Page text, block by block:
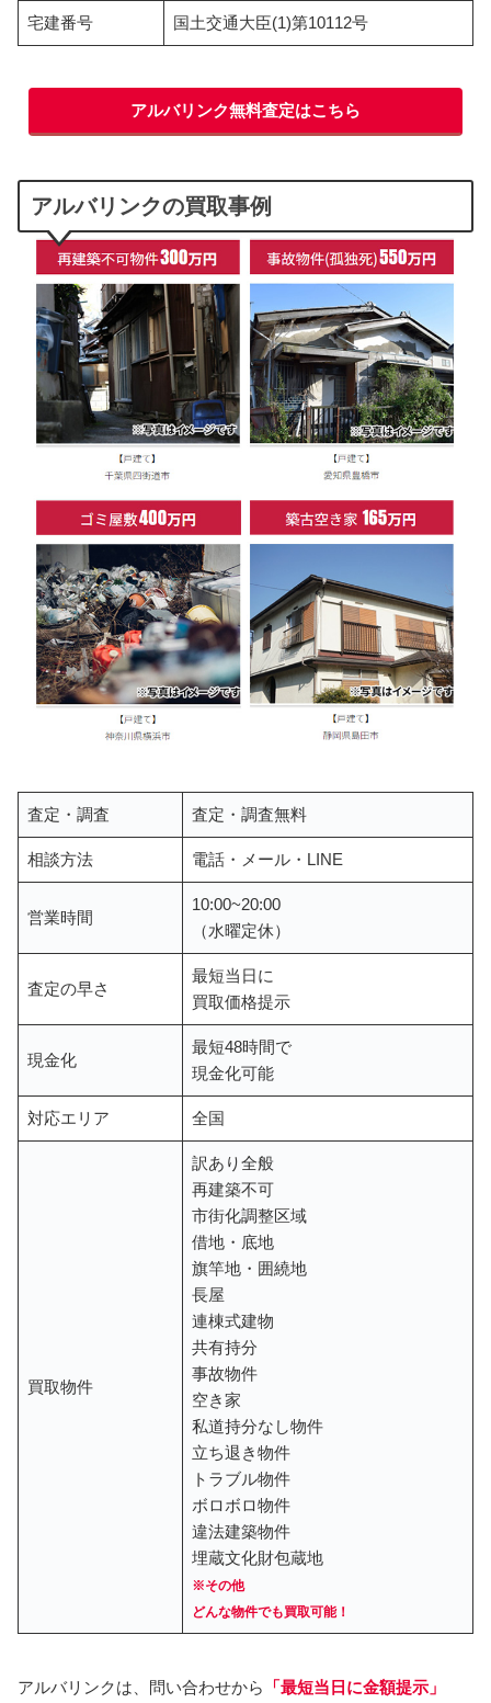
宅建番号 国土交通大臣(1)第10112号
アルバリンク無料査定はこちら
アルバリンクの買取事例
査定・調査 査定・調査無料
相談方法 電話・メール・LINE
営業時間
10:00~20:00
（水曜定休）
査定の早さ
最短当日に
買取価格提示
現金化
最短48時間で
現金化可能
対応エリア 全国
買取物件
訳あり全般
再建築不可
市街化調整区域
借地・底地
旗竿地・囲繞地
長屋
連棟式建物
共有持分
事故物件
空き家
私道持分なし物件
立ち退き物件
トラブル物件
ボロボロ物件
違法建築物件
埋蔵文化財包蔵地
※その他
どんな物件でも買取可能！
アルバリンクは、問い合わせから 「最短当日に金額提示 」